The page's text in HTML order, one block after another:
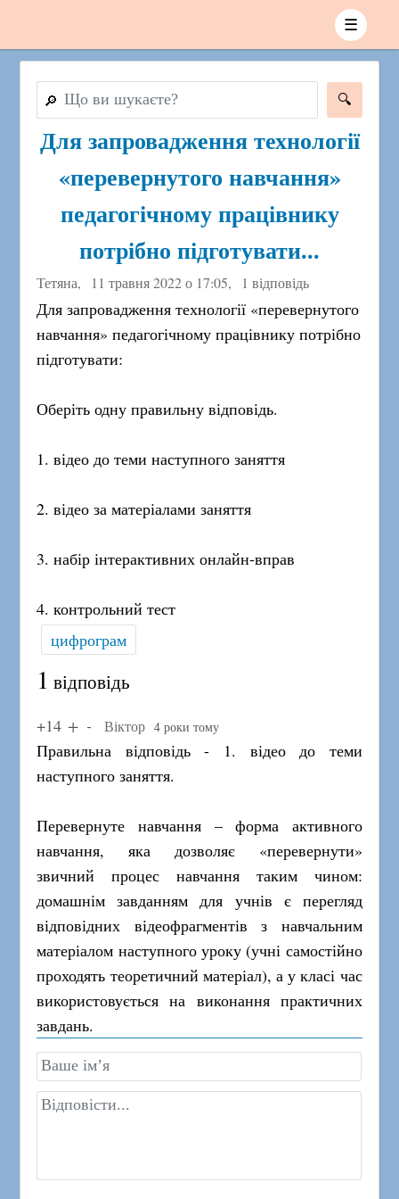
☰
🔎
Для запровадження технології
«перевернутого навчання»
педагогічному працівнику
потрібно підготувати...
Тетяна, 11 травня 2022 о 17:05, 1 відповідь
Для запровадження технології «перевернутого
навчання» педагогічному працівнику потрібно
підготувати:
Оберіть одну правильну відповідь.
1. відео до теми наступного заняття
2. відео за матеріалами заняття
3. набір інтерактивних онлайн-вправ
4. контрольний тест
цифрограм
1 відповідь
+14 Віктор 4 роки тому
Правильна відповідь - 1. відео до теми
наступного заняття.
Перевернуте навчання – форма активного
навчання, яка дозволяє «перевернути»
звичний процес навчання таким чином:
домашнім завданням для учнів є перегляд
відповідних відеофрагментів з навчальним
матеріалом наступного уроку (учні самостійно
проходять теоретичний матеріал), а у класі час
використовується на виконання практичних
завдань.